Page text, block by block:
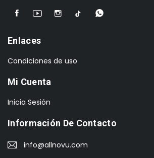
Enlaces
Condiciones de uso
Mi Cuenta
Inicia Sesión
Información De Contacto
info@allnovu.com